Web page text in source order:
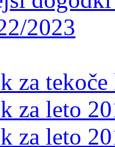
2023
za tekoče
za leto
za leto